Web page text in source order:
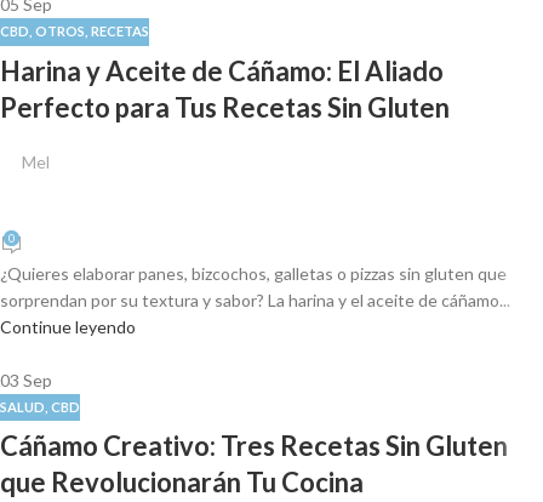
05 Sep
CBD OTROS RECETAS
Harina y Aceite de Cáñamo: El Aliado
Perfecto para Tus Recetas Sin Gluten
Mel
0
¿Quieres elaborar panes, bizcochos, galletas o pizzas sin gluten que
sorprendan por su textura y sabor? La harina y el aceite de cáñamo...
Continue leyendo
03 Sep
SALUD CBD
Cáñamo Creativo: Tres Recetas Sin Gluten
que Revolucionarán Tu Cocina